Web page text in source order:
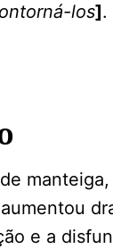
los].
e a